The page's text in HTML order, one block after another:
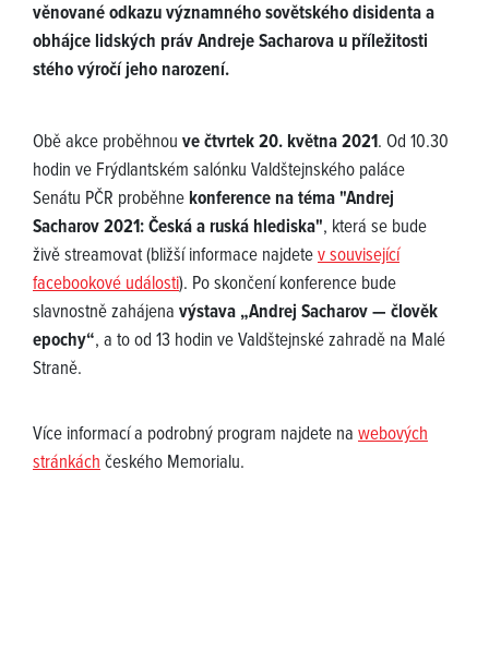
věnované odkazu významného sovětského disidenta a
obhájce lidských práv Andreje Sacharova u příležitosti
stého výročí jeho narození.
Obě akce proběhnou ve čtvrtek 20. května 2021. Od 10.30
hodin ve Frýdlantském salónku Valdštejnského paláce
Senátu PČR proběhne konference na téma "Andrej
Sacharov 2021: Česká a ruská hlediska", která se bude
živě streamovat (bližší informace najdetev související
facebookové události). Po skončení konference bude
slavnostně zahájena výstava „Andrej Sacharov — člověk
epochy“, a to od 13 hodin ve Valdštejnské zahradě na Malé
Straně.
Více informací a podrobný program najdete na webových
stránkáchčeského Memorialu.